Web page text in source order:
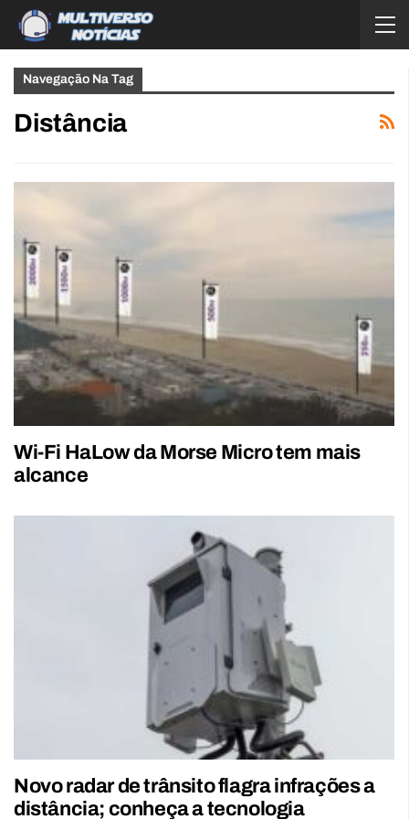
Navegação Na Tag
Distância
Wi-Fi HaLow da Morse Micro tem mais
alcance
Novo radar de trânsito flagra infrações a
distância; conheça a tecnologia